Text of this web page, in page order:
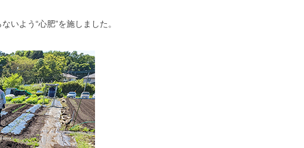
いよう“心肥”を施しました。